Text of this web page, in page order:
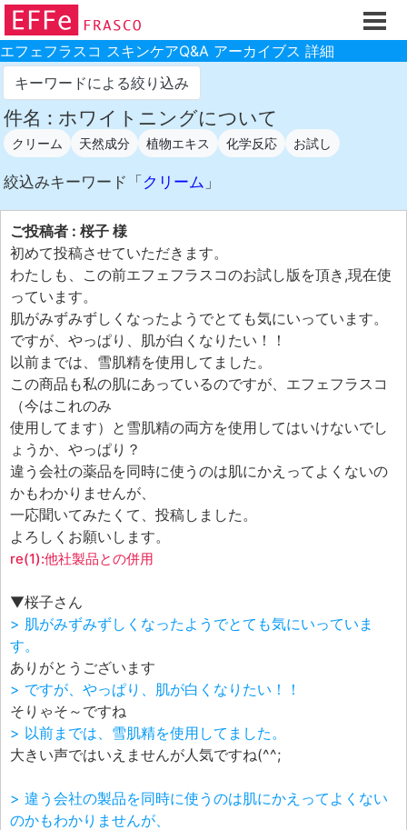
ホーム
ご注文フォーム
初回割引
製品のご案内
お買い物ガイド
スキンケアQ&Aアーカイブス
製品レビュー
スキンケア基礎講座
コスメ辞典 化粧品成分検索
ご購入履歴
ご登録情報
ご紹介(アフェリエイト)制度
エフェ研究所について
お問い合わせフォーム
エフェフラスコ スキンケアQ&A アーカイブス 詳細
キーワードによる絞り込み
件名 : ホワイトニングについて
クリーム 天然成分 植物エキス 化学反応 お試し
絞込みキーワード「 クリーム 」
ご投稿者 : 桜子 様
初めて投稿させていただきます。
わたしも、この前エフェフラスコのお試し版を頂き,現在使
っています。
肌がみずみずしくなったようでとても気にいっています。
ですが、やっぱり、肌が白くなりたい！！
以前までは、雪肌精を使用してました。
この商品も私の肌にあっているのですが、エフェフラスコ
（今はこれのみ
使用してます）と雪肌精の両方を使用してはいけないでし
ょうか、やっぱり？
違う会社の薬品を同時に使うのは肌にかえってよくないの
かもわかりませんが、
一応聞いてみたくて、投稿しました。
よろしくお願いします。
re(1):他社製品との併用
▼桜子さん
> 肌がみずみずしくなったようでとても気にいっていま
す。
ありがとうございます
> ですが、やっぱり、肌が白くなりたい！！
そりゃそ～ですね
> 以前までは、雪肌精を使用してました。
大きい声ではいえませんが人気ですね(^^;
> 違う会社の製品を同時に使うのは肌にかえってよくない
のかもわかりませんが、